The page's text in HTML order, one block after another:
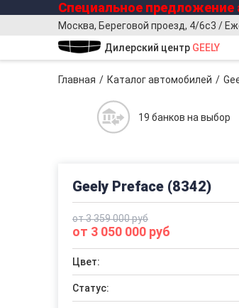
Специальное предложение
Москва, Береговой проезд, 4/6с3 /
Дилерский центр GEELY
Главная Каталог автомобилей
19 банков на выбор
Geely Preface (8342)
от 3 359 000 руб
от 3 050 000 руб
Цвет:
Статус: